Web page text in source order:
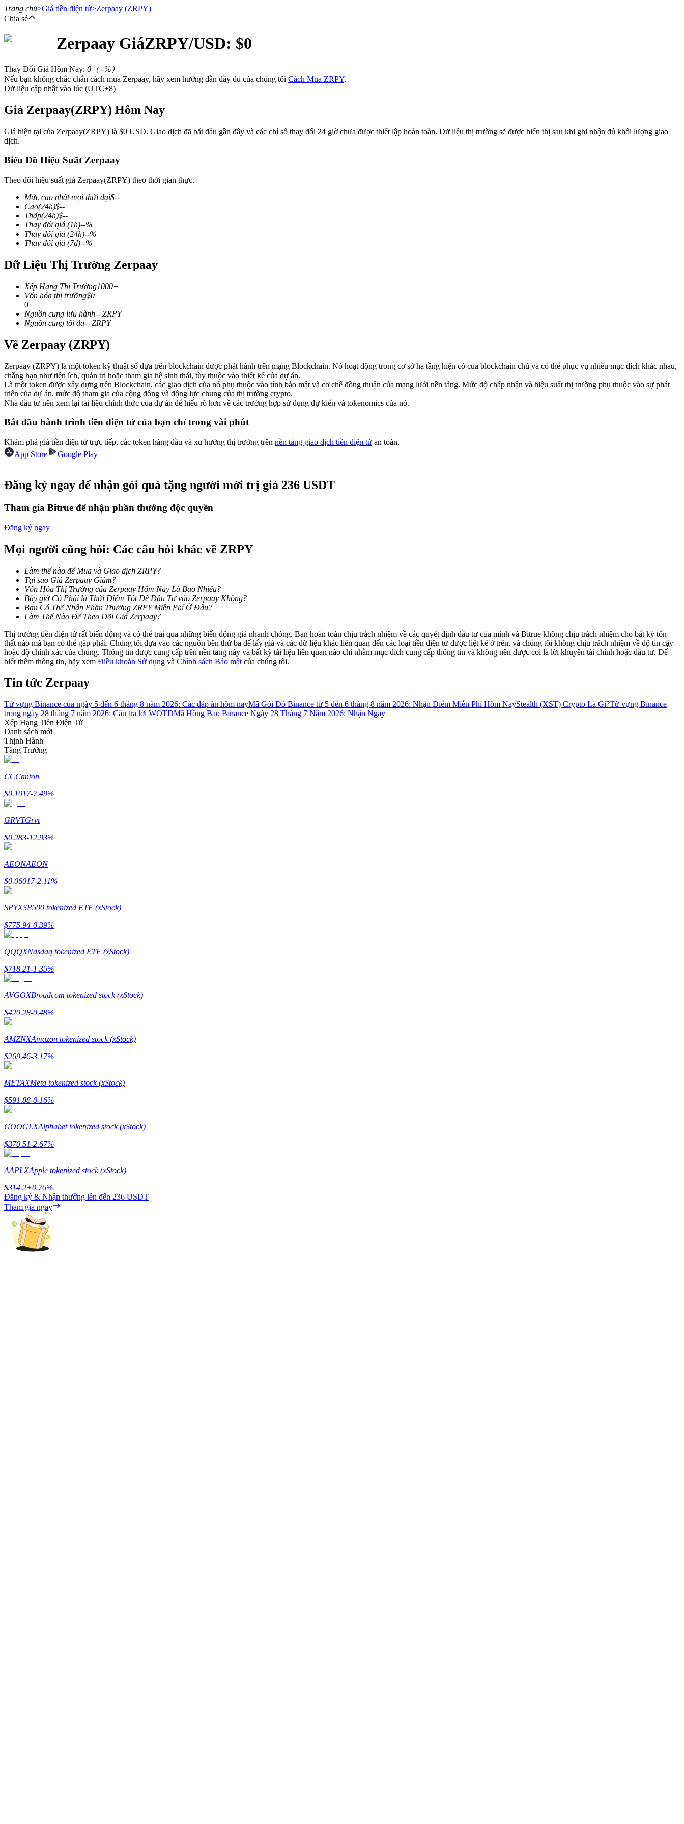
Hợp đồng tương lai
Futures sử dụng token làm tài sản thế chấp
TradFi
Phái sinh cổ phiếu, ngoại hối, kim loại quý và hàng hóa
USDC Futures vĩnh cửu
Sao chép Giao dịch
Tham gia cùng các nhà giao dịch hàng đầu
Trở thành Nhà giao dịch Sao chép
Tận hưởng chia sẻ lợi nhuận và hoa hồng giao dịch sao chép
Hướng dẫn giao dịch Spot
Chiến lược giao dịch
Earn
Trang chủ>Giá tiền điện tử>Zerpaay (ZRPY)
Chia sẻ
Zerpaay GiáZRPY/USD: $0
Thay Đổi Giá Hôm Nay: 0 （--%）
Nếu bạn không chắc chắn cách mua Zerpaay, hãy xem hướng dẫn đầy đủ của chúng tôi Cách Mua ZRPY.
Dữ liệu cập nhật vào lúc (UTC+8)
Giá Zerpaay(ZRPY) Hôm Nay
Giá hiện tại của Zerpaay(ZRPY) là $0 USD. Giao dịch đã bắt đầu gần đây và các chỉ số thay đổi 24 giờ chưa được thiết lập hoàn toàn. Dữ liệu thị trường sẽ được hiển thị sau khi ghi nhận đủ khối lượng giao
dịch.
Biểu Đồ Hiệu Suất Zerpaay
Theo dõi hiệu suất giá Zerpaay(ZRPY) theo thời gian thực.
Mức cao nhất mọi thời đại$--
Cao(24h)$--
Thấp(24h)$--
Thay đổi giá (1h)--%
Thay đổi giá (24h)--%
Thay đổi giá (7d)--%
Dữ Liệu Thị Trường Zerpaay
Xếp Hạng Thị Trường1000+
Vốn hóa thị trường$0
0
Nguồn cung lưu hành-- ZRPY
Nguồn cung tối đa-- ZRPY
Về Zerpaay (ZRPY)
Zerpaay (ZRPY) là một token kỹ thuật số dựa trên blockchain được phát hành trên mạng Blockchain. Nó hoạt động trong cơ sở hạ tầng hiện có của blockchain chủ và có thể phục vụ nhiều mục đích khác nhau,
chẳng hạn như tiện ích, quản trị hoặc tham gia hệ sinh thái, tùy thuộc vào thiết kế của dự án.
Là một token được xây dựng trên Blockchain, các giao dịch của nó phụ thuộc vào tính bảo mật và cơ chế đồng thuận của mạng lưới nền tảng. Mức độ chấp nhận và hiệu suất thị trường phụ thuộc vào sự phát
triển của dự án, mức độ tham gia của cộng đồng và động lực chung của thị trường crypto.
Nhà đầu tư nên xem lại tài liệu chính thức của dự án để hiểu rõ hơn về các trường hợp sử dụng dự kiến và tokenomics của nó.
Bắt đầu hành trình tiền điện tử của bạn chỉ trong vài phút
Khám phá giá tiền điện tử trực tiếp, các token hàng đầu và xu hướng thị trường trên nền tảng giao dịch tiền điện tử an toàn.
App Store
Google Play
Đăng ký ngay để nhận gói quà tặng người mới trị giá 236 USDT
Tham gia Bitrue để nhận phần thưởng độc quyền
Đăng ký ngay
Mọi người cũng hỏi: Các câu hỏi khác về ZRPY
Làm thế nào để Mua và Giao dịch ZRPY?
Tại sao Giá Zerpaay Giảm?
Vốn Hóa Thị Trường của Zerpaay Hôm Nay Là Bao Nhiêu?
Bây giờ Có Phải là Thời Điểm Tốt Để Đầu Tư vào Zerpaay Không?
Bạn Có Thể Nhận Phần Thưởng ZRPY Miễn Phí Ở Đâu?
Làm Thế Nào Để Theo Dõi Giá Zerpaay?
Thị trường tiền điện tử rất biến động và có thể trải qua những biến động giá nhanh chóng. Bạn hoàn toàn chịu trách nhiệm về các quyết định đầu tư của mình và Bitrue không chịu trách nhiệm cho bất kỳ tổn
thất nào mà bạn có thể gặp phải. Chúng tôi dựa vào các nguồn bên thứ ba để lấy giá và các dữ liệu khác liên quan đến các loại tiền điện tử được liệt kê ở trên, và chúng tôi không chịu trách nhiệm về độ tin cậy
hoặc độ chính xác của chúng. Thông tin được cung cấp trên nền tảng này và bất kỳ tài liệu liên quan nào chỉ nhằm mục đích cung cấp thông tin và không nên được coi là lời khuyên tài chính hoặc đầu tư. Để
biết thêm thông tin, hãy xem Điều khoản Sử dụng và Chính sách Bảo mật của chúng tôi.
Tin tức Zerpaay
Từ vựng Binance của ngày 5 đến 6 tháng 8 năm 2026: Các đáp án hôm nayMã Gói Đỏ Binance từ 5 đến 6 tháng 8 năm 2026: Nhận Điểm Miễn Phí Hôm NayStealth (XST) Crypto Là Gì?Từ vựng Binance
trong ngày 28 tháng 7 năm 2026: Câu trả lời WOTDMã Hồng Bao Binance Ngày 28 Tháng 7 Năm 2026: Nhận Ngay
Xếp Hạng Tiền Điện Tử
Danh sách mới
Thịnh Hành
Tăng Trưởng
CCCanton
$0.1017-7.49%
GRVTGrvt
$0.283-12.93%
AEONAEON
$0.06017-2.11%
SPYXSP500 tokenized ETF (xStock)
$775.94-0.39%
QQQXNasdaq tokenized ETF (xStock)
$718.21-1.35%
AVGOXBroadcom tokenized stock (xStock)
$420.28-0.48%
AMZNXAmazon tokenized stock (xStock)
$269.46-3.17%
METAXMeta tokenized stock (xStock)
$591.88-0.16%
GOOGLXAlphabet tokenized stock (xStock)
$370.51-2.67%
AAPLXApple tokenized stock (xStock)
$314.2+0.76%
Đăng ký & Nhận thưởng lên đến 236 USDT
Tham gia ngay